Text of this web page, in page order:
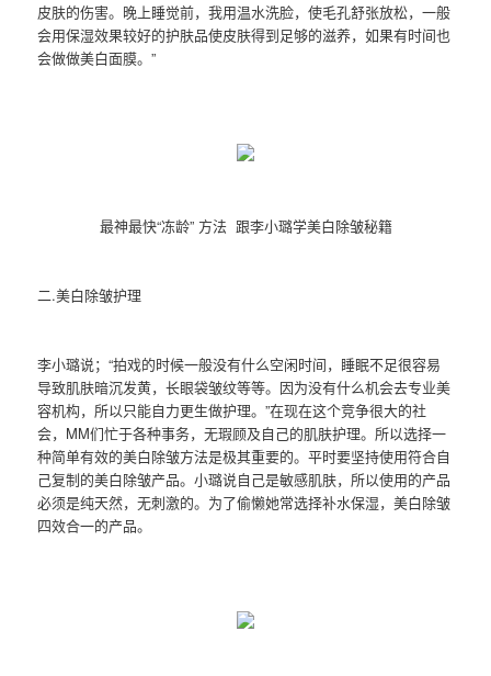
皮肤的伤害。晚上睡觉前，我用温水洗脸，使毛孔舒张放松，一般
会用保湿效果较好的护肤品使皮肤得到足够的滋养，如果有时间也
会做做美白面膜。”
最神最快“冻龄” 方法 跟李小璐学美白除皱秘籍
二.美白除皱护理
李小璐说；“拍戏的时候一般没有什么空闲时间，睡眠不足很容易
导致肌肤暗沉发黄，长眼袋皱纹等等。因为没有什么机会去专业美
容机构，所以只能自力更生做护理。”在现在这个竞争很大的社
会，MM们忙于各种事务，无瑕顾及自己的肌肤护理。所以选择一
种简单有效的美白除皱方法是极其重要的。平时要坚持使用符合自
己复制的美白除皱产品。小璐说自己是敏感肌肤，所以使用的产品
必须是纯天然，无刺激的。为了偷懒她常选择补水保湿，美白除皱
四效合一的产品。